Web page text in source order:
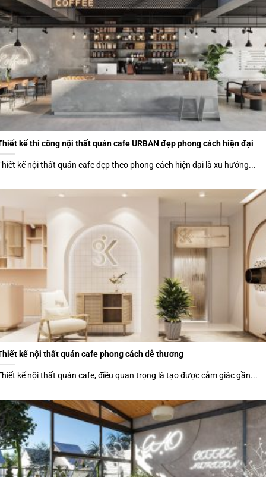
kế thi công nội thất quán cafe URBAN đẹp phong cách hiện đại
kế nội thất quán cafe đẹp theo phong cách hiện đại là xu hướng...
kế nội thất quán cafe phong cách dễ thương
kế nội thất quán cafe, điều quan trọng là tạo được cảm giác gần...